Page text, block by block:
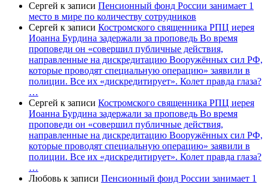
Сергей к записи Пенсионный фонд России занимает 1
место в мире по количеству сотрудников
Сергей к записи Костромского священника РПЦ иерея
Иоанна Бурдина задержали за проповедь Во время
проповеди он «совершил публичные действия,
направленные на дискредитацию Вооружённых сил РФ,
которые проводят специальную операцию» заявили в
полиции. Все их «дискредитирует». Колет правда глаза?
…
Сергей к записи Костромского священника РПЦ иерея
Иоанна Бурдина задержали за проповедь Во время
проповеди он «совершил публичные действия,
направленные на дискредитацию Вооружённых сил РФ,
которые проводят специальную операцию» заявили в
полиции. Все их «дискредитирует». Колет правда глаза?
…
Любовь к записи Пенсионный фонд России занимает 1